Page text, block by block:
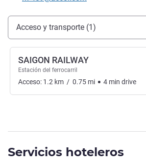
Acceso y transporte
Acceso y transporte (1)
SAIGON RAILWAY
Estación del ferrocarril
Acceso: 1.2 km / 0.75 mi 4 min drive
Servicios hoteleros